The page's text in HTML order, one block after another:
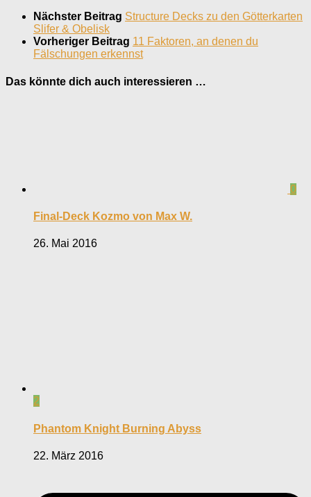
Nächster Beitrag Structure Decks zu den Götterkarten
Slifer & Obelisk
Vorheriger Beitrag 11 Faktoren, an denen du
Fälschungen erkennst
Das könnte dich auch interessieren …
0
Final-Deck Kozmo von Max W.
26. Mai 2016
2
Phantom Knight Burning Abyss
22. März 2016